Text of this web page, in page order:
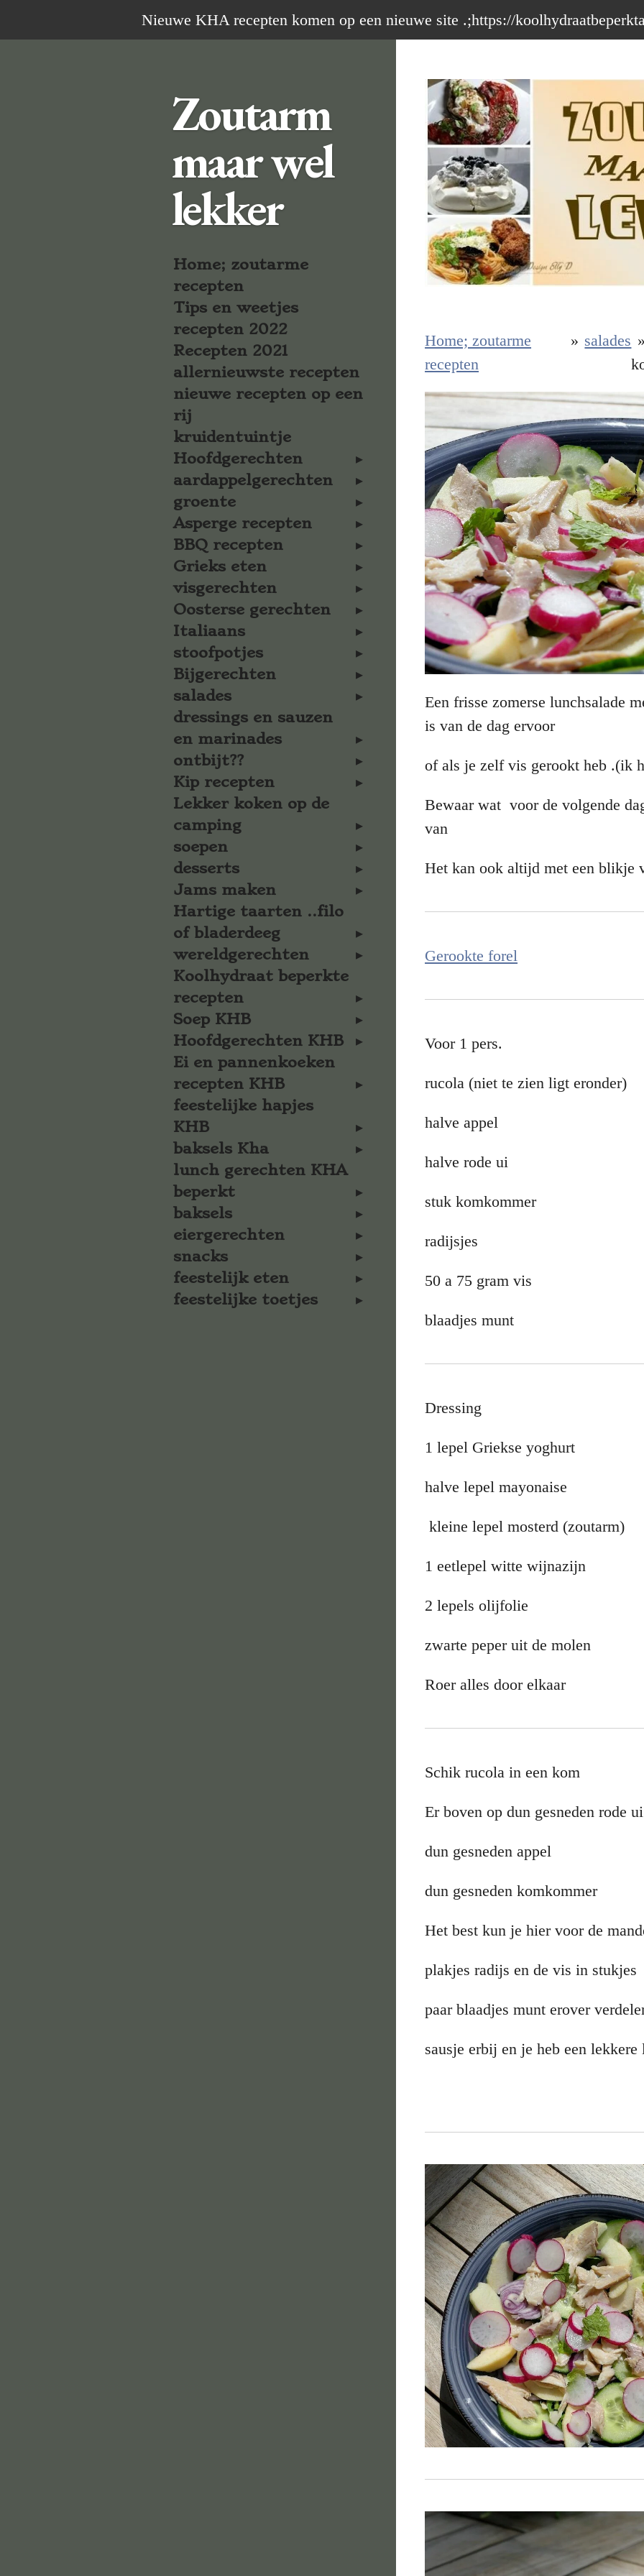
direct
Nieuwe KHA recepten komen op een nieuwe site .;https://
Home; zoutarme
recepten
» salades »
Een frisse zomerse lunchsalade
is van de dag ervoor
of als je zelf vis gerookt heb .(ik
Bewaar wat voor de volgende
van
Het kan ook altijd met een blikje
Gerookte forel
Voor 1 pers.
rucola (niet te zien ligt eronder)
halve appel
halve rode ui
stuk komkommer
radijsjes
50 a 75 gram vis
blaadjes munt
Dressing
1 lepel Griekse yoghurt
halve lepel mayonaise
kleine lepel mosterd (zoutarm)
1 eetlepel witte wijnazijn
2 lepels olijfolie
zwarte peper uit de molen
Roer alles door elkaar
Schik rucola in een kom
Er boven op dun gesneden rode ui
dun gesneden appel
dun gesneden komkommer
Het best kun je hier voor de
plakjes radijs en de vis in stukjes
paar blaadjes munt erover
sausje erbij en je heb een lekkere
Zoutarm
maar wel
lekker
Home; zoutarme
recepten
Tips en weetjes
recepten 2022
Recepten 2021
allernieuwste recepten
nieuwe recepten op een
rij
kruidentuintje
Hoofdgerechten
aardappelgerechten
groente
Asperge recepten
BBQ recepten
Grieks eten
visgerechten
Oosterse gerechten
Italiaans
stoofpotjes
Bijgerechten
salades
dressings en sauzen
en marinades
ontbijt??
Kip recepten
Lekker koken op de
camping
soepen
desserts
Jams maken
Hartige taarten ..filo
of bladerdeeg
wereldgerechten
Koolhydraat beperkte
recepten
Soep KHB
Hoofdgerechten KHB
Ei en pannenkoeken
recepten KHB
feestelijke hapjes
KHB
baksels Kha
lunch gerechten KHA
beperkt
baksels
eiergerechten
snacks
feestelijk eten
feestelijke toetjes